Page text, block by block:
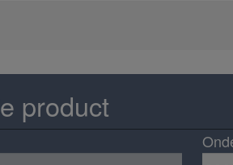
product